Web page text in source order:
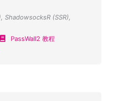
, ShadowsocksR (SSR),
PassWall2 教程